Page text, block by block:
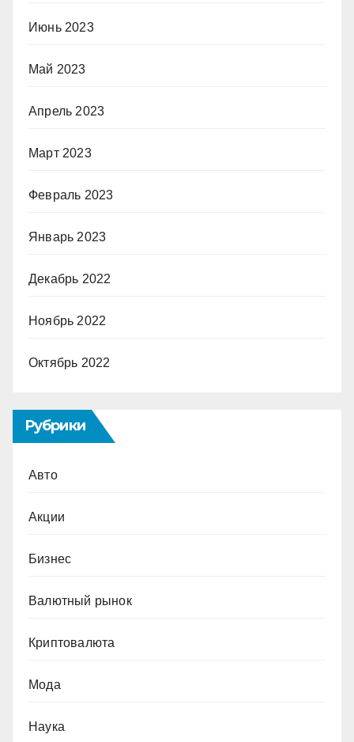
Июнь 2023
Май 2023
Апрель 2023
Март 2023
Февраль 2023
Январь 2023
Декабрь 2022
Ноябрь 2022
Октябрь 2022
Рубрики
Авто
Акции
Бизнес
Валютный рынок
Криптовалюта
Мода
Наука